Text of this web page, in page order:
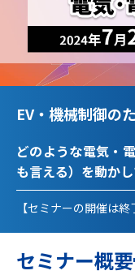
EV・機械制御の
どのような電気・
も言える）を動か
【セミナーの開催は終
セミナー概要